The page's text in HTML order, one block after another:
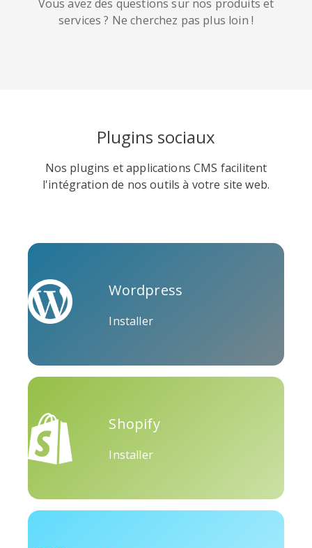
Overflow
Trello Twitch Vk
Okru Moyen Airbnb
Vous avez des questions sur nos produits et
services ? Ne cherchez pas plus loin !
Plugins sociaux
Nos plugins et applications CMS facilitent
l'intégration de nos outils à votre site web.
Wordpress
Installer
Shopify
Installer